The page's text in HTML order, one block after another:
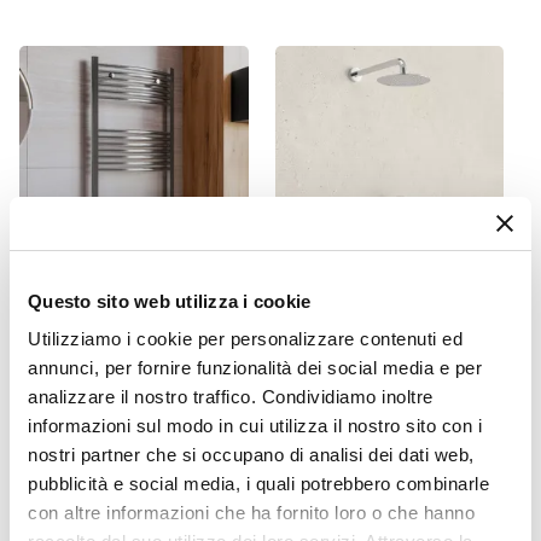
Questo sito web utilizza i cookie
Utilizziamo i cookie per personalizzare contenuti ed
annunci, per fornire funzionalità dei social media e per
analizzare il nostro traffico. Condividiamo inoltre
informazioni sul modo in cui utilizza il nostro sito con i
nostri partner che si occupano di analisi dei dati web,
pubblicità e social media, i quali potrebbero combinarle
con altre informazioni che ha fornito loro o che hanno
offre una piacevole sensazione a contatto con la
pelle, comodo e facile da pulire, è l'ideale per chi
ricerca materiali resistenti e pratici e confortevoli
per il proprio bagno.
Dimensione
90 x 90 cm
Reversibile
Sì - (Quadrato)
Regolabile
Larghezza Da - A
80 cm|
90 cm
80 cm
90 cm
Entrata
Ad angolo
Materiale Anta
Acrilico
Finitura Anta
CODICE:125CC
Termoarredo scaldasalviette
1200x500 cromo curvo
interasse 450 mm - Alpina
€ 77,99
CODICE:
Composizione doccia
Jacuzzi - Rubinetteria Gun
con braccio soffione
doccetta e miscelatore con
deviatore
€ 176,00